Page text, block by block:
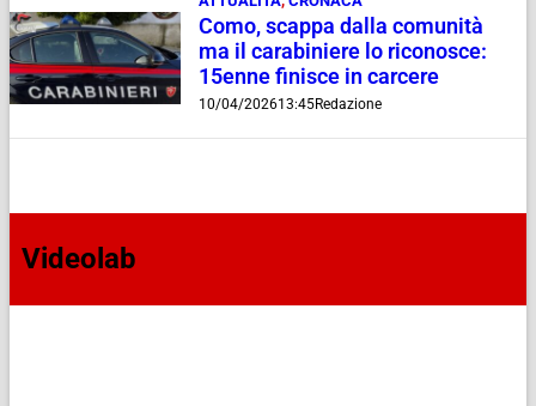
Como, scappa dalla comunità
ma il carabiniere lo riconosce:
15enne finisce in carcere
10/04/202613:45Redazione
Videolab